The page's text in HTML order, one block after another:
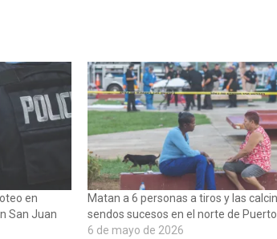
en
San Juan
Matan a 6 personas a tiros y las
sendos sucesos en el norte de
6 de mayo de 2026